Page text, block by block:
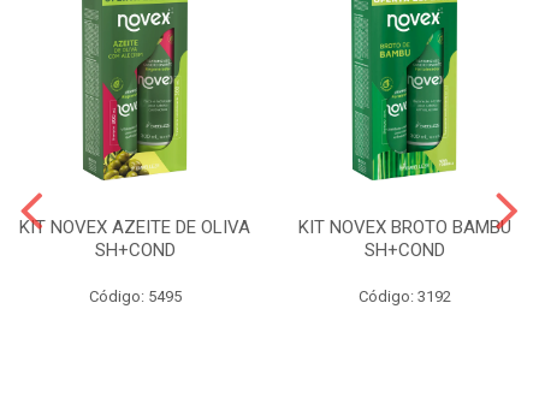
KIT NOVEX AZEITE DE OLIVA
SH+COND
Código: 5495
KIT NOVEX BROTO BAMBU
SH+COND
Código: 3192